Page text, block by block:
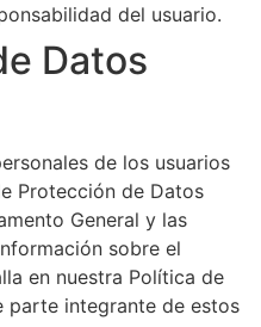
del usuario.
Datos
de los usuarios
Protección de Datos
General y las
sobre el
en nuestra Política de
parte integrante de estos